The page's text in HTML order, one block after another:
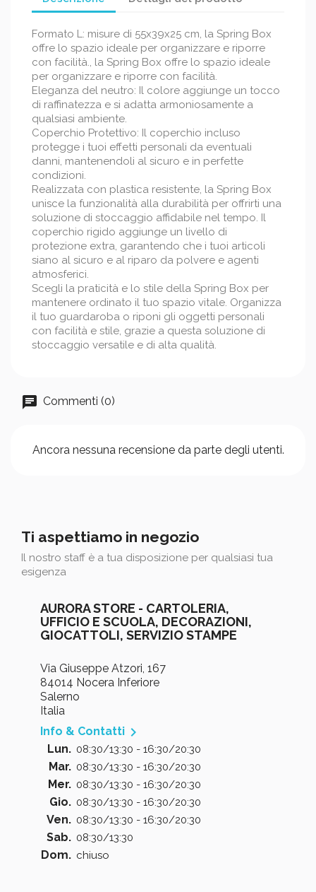
Formato L: misure di 55x39x25 cm, la Spring Box
offre lo spazio ideale per organizzare e riporre
con facilità., la Spring Box offre lo spazio ideale
per organizzare e riporre con facilità.
Eleganza del neutro: Il colore aggiunge un tocco
di raffinatezza e si adatta armoniosamente a
qualsiasi ambiente.
Coperchio Protettivo: Il coperchio incluso
protegge i tuoi effetti personali da eventuali
danni, mantenendoli al sicuro e in perfette
condizioni.
Realizzata con plastica resistente, la Spring Box
unisce la funzionalità alla durabilità per offrirti una
soluzione di stoccaggio affidabile nel tempo. Il
coperchio rigido aggiunge un livello di
protezione extra, garantendo che i tuoi articoli
siano al sicuro e al riparo da polvere e agenti
atmosferici.
Scegli la praticità e lo stile della Spring Box per
mantenere ordinato il tuo spazio vitale. Organizza
il tuo guardaroba o riponi gli oggetti personali
con facilità e stile, grazie a questa soluzione di
stoccaggio versatile e di alta qualità.
Commenti (0)
Ancora nessuna recensione da parte degli utenti.
Ti aspettiamo in negozio
Il nostro staff è a tua disposizione per qualsiasi tua
esigenza
AURORA STORE - CARTOLERIA,
UFFICIO E SCUOLA, DECORAZIONI,
GIOCATTOLI, SERVIZIO STAMPE
Via Giuseppe Atzori, 167
84014 Nocera Inferiore
Salerno
Italia
Info & Contatti 
Lun. 08:30/13:30 - 16:30/20:30
Mar. 08:30/13:30 - 16:30/20:30
Mer. 08:30/13:30 - 16:30/20:30
Gio. 08:30/13:30 - 16:30/20:30
Ven. 08:30/13:30 - 16:30/20:30
Sab. 08:30/13:30
Dom. chiuso